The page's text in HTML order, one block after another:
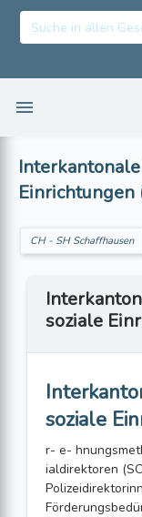
Einrichtungen
CH - SH Schaffhausen
soziale
soziale
r- e-
ialdirektoren